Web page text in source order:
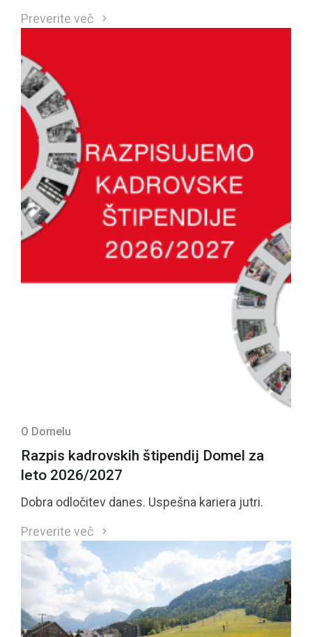
Preverite več
O Domelu
Razpis kadrovskih štipendij Domel za
leto 2026/2027
Dobra odločitev danes. Uspešna kariera jutri.
Preverite več